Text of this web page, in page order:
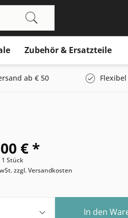
Zubehör & Ersatzteile
ab € 50
€ *
1 Stück
zzgl. Versandkosten
In den